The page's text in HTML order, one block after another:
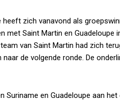
zich vanavond als
met Saint Martin en
van Saint Martin had zich
de volgende ronde. De
Suriname en Guadeloupe aan